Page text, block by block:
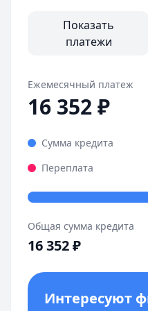
Показать
платежи
Ежемесячный платеж
16 352₽
Сумма кредита
Переплата
Общая сумма кредита
16 352₽
Интересуют